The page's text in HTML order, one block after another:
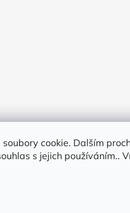
cookie. Dalším
s jejich používáním..